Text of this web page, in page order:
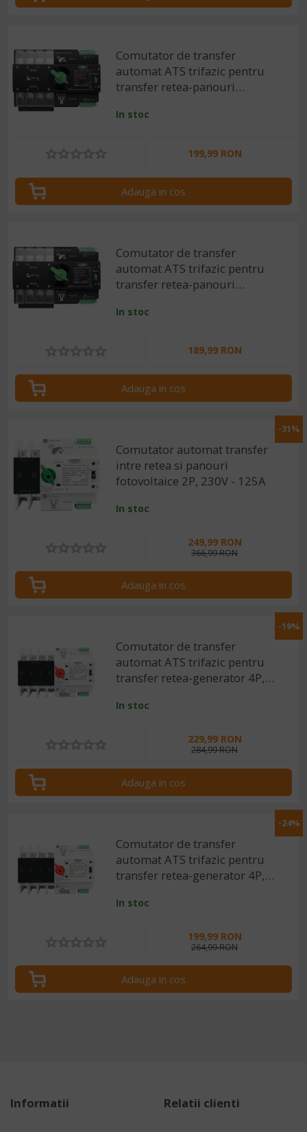
Comutator de transfer
automat ATS trifazic pentru
transfer retea-panouri
In stoc
199,99 RON
Adauga in cos
Comutator de transfer
automat ATS trifazic pentru
transfer retea-panouri
In stoc
189,99 RON
Adauga in cos
-31%
Comutator automat transfer
intre retea si panouri
fotovoltaice 2P, 230V - 125A
In stoc
249,99 RON
366,99 RON
Adauga in cos
-19%
Comutator de transfer
automat ATS trifazic pentru
transfer retea-generator 4P,
In stoc
229,99 RON
284,99 RON
Adauga in cos
-24%
Comutator de transfer
automat ATS trifazic pentru
transfer retea-generator 4P,
In stoc
199,99 RON
264,99 RON
Adauga in cos
Informatii Relatii clienti